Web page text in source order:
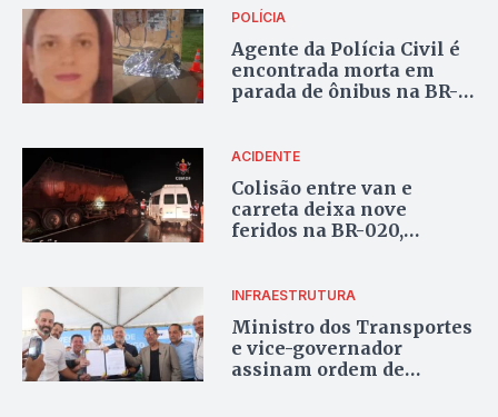
POLÍCIA
Agente da Polícia Civil é
encontrada morta em
parada de ônibus na BR-
ACIDENTE
Colisão entre van e
carreta deixa nove
feridos na BR-020,
INFRAESTRUTURA
Ministro dos Transportes
e vice-governador
assinam ordem de